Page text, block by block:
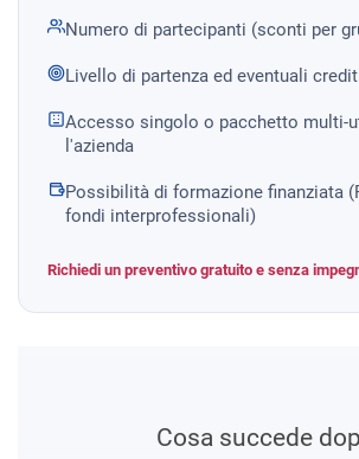
Numero di partecipanti (sconti per
Livello di partenza ed eventuali
Accesso singolo o pacchetto multi-
l'azienda
Possibilità di formazione finanziata
fondi interprofessionali)
Richiedi un preventivo gratuito e senza
Cosa succede